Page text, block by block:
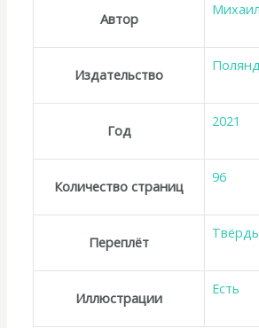
Автор
Издательство
Год
2021
Количество страниц
96
Переплёт
Иллюстрации
Есть